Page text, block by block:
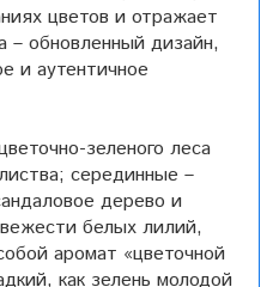
цветов и отражает
– обновленный дизайн,
и аутентичное
зеленого леса
серединные –
дерево и
белых лилий,
аромат «цветочной
как зелень молодой